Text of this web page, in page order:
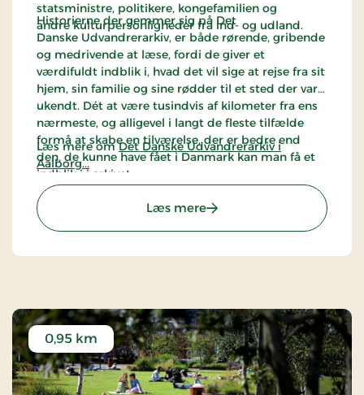
statsministre, politikere, kongefamilien og
andre kulturpersonligheder fra ind- og udland.
Historierne der gemmer sig på Det
Danske Udvandrerarkiv, er både rørende, gribende
og medrivende at læse, fordi de giver et
værdifuldt indblik i, hvad det vil sige at rejse fra sit
hjem, sin familie og sine rødder til et sted der var
ukendt. Dét at være tusindvis af kilometer fra ens
nærmeste, og alligevel i langt de fleste tilfælde
formå at skabe en tilværelse, der er bedre end
den, de kunne have fået i Danmark kan man få et
indblik i i arkivet.
Læs mere omDet Danske Udvandrerarkiv i
Aalborg...
Læs mere: Det Danske
0,95 km